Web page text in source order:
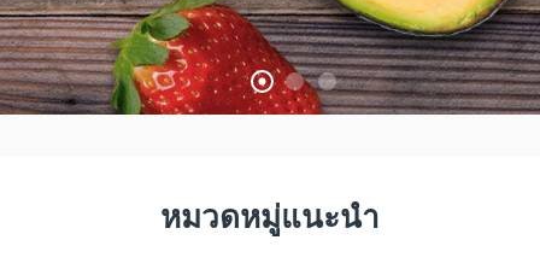
หมวดหมู่แนะนำ